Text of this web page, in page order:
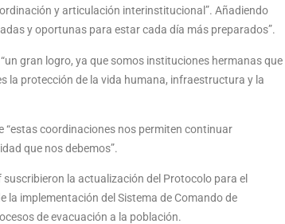
y articulación interinstitucional”. Añadiendo
y oportunas para estar cada día más preparados”.
gran logro, ya que somos instituciones hermanas que
la protección de la vida humana, infraestructura y la
“estas coordinaciones nos permiten continuar
que nos debemos”.
la actualización del Protocolo para el
la implementación del Sistema de Comando de
de evacuación a la población.